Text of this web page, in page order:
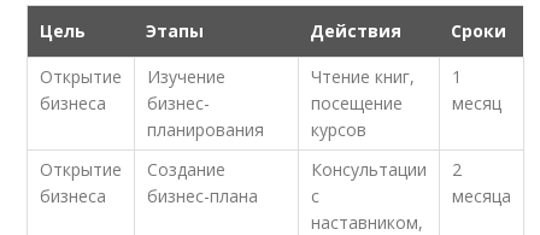
Цель Этапы Действия
Сроки
Открытие
бизнеса
Изучение
бизнес-
планирования
Чтение книг,
посещение
курсов
1
месяц
Открытие
бизнеса
Создание
бизнес-плана
Консультации
с
наставником,
2
месяца